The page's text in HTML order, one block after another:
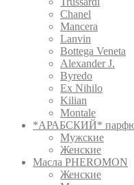
Chanel
Mancera
Lanvin
Bottega Veneta
Alexander J.
Byredo
Ex Nihilo
Kilian
Montale
*АРАБСКИЙ*
Мужские
Женские
Масла PHEROMON
Женские